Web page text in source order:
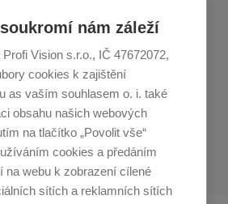
píšeme
představujeme
nám záleží
Vision s.r.o., IČ 47672072,
cookies k zajištění
as vaším souhlasem o. i. také
obsahu našich webových
na tlačítko „Povolit vše“
cookies a předáním
na webu k zobrazení cílené
sítích a reklamních sítích